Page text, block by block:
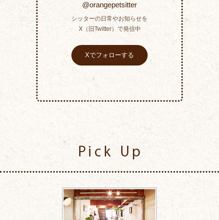
@orangepetsitter
シッターの日常やお知らせを
X（旧Twitter）で発信中
Xでフォローする